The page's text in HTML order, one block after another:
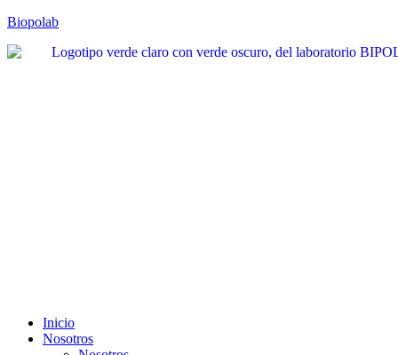
Biopolab
Inicio
Nosotros